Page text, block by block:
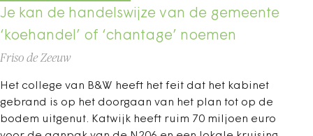
Je kan de handelswijze van de gemeente
‘koehandel’ of ‘chantage’ noemen
Friso de Zeeuw
Het college van B&W heeft het feit dat het kabinet
gebrand is op het doorgaan van het plan tot op de
bodem uitgenut. Katwijk heeft ruim 70 miljoen euro